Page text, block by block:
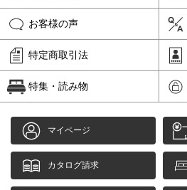
お客様の声
特定商取引法
特集・読み物
マイページ
カタログ請求